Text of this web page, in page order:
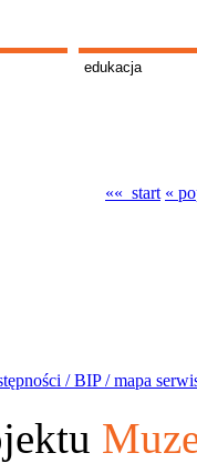
edukacja
«« start «
/BIP /mapa